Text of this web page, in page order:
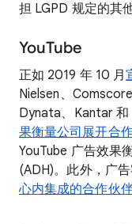
担 LGPD 规定的其
YouTube
正如 2019 年 10 月
Nielsen、
Dynata、Kantar
果衡量公司展开合
YouTube 广告效果
(ADH)。此外，广
心内集成的合作伙